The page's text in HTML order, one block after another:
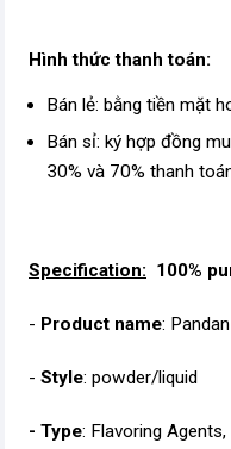
Hình thức thanh toán:
Bán lẻ: bằng tiền mặt
Bán sỉ: ký hợp đồng
30% và 70% thanh
Specification: 100%
- Product name:
- Style: powder/liquid
- Type: Flavoring